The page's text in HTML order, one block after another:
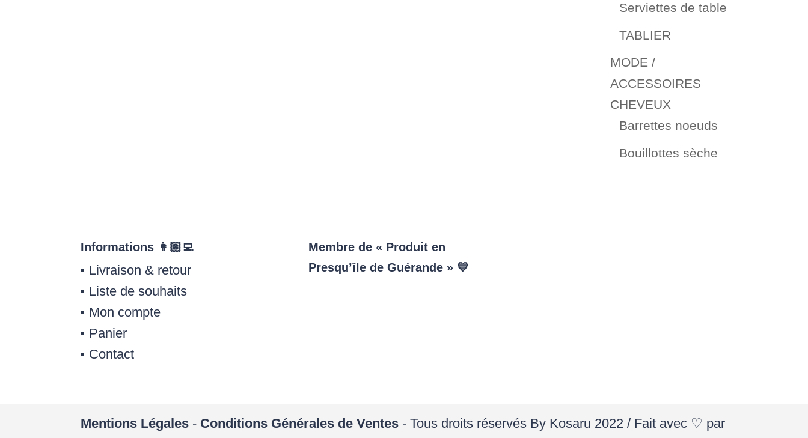
Serviettes de table
TABLIER
MODE /
ACCESSOIRES
CHEVEUX
Barrettes noeuds
Bouillottes sèche
Informations 👩🏽‍💻
Livraison & retour
Liste de souhaits
Mon compte
Panier
Contact
Membre de « Produit en
Presqu’île de Guérande » 💙
Mentions Légales - Conditions Générales de Ventes - Tous droits réservés By Kosaru 2022 / Fait avec ♡ par